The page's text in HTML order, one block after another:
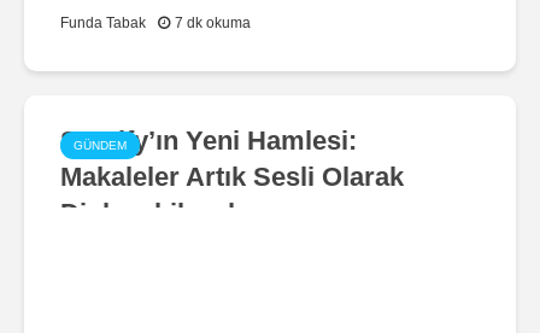
Funda Tabak 7 dk okuma
GÜNDEM
Spotify’ın Yeni Hamlesi:
Makaleler Artık Sesli Olarak
Dinlenebilecek